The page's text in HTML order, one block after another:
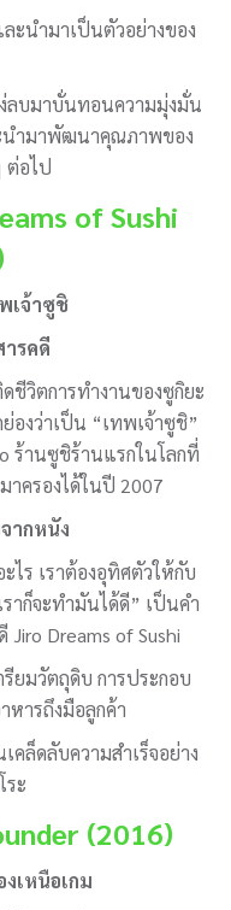
นำมาเป็นตัวอย่างของ
ลบมาบั่นทอนความมุ่งมั่น
นำมาพัฒนาคุณภาพของ
ต่อไป
of Sushi
เจ้าซูชิ
รคดี
ชีวิตการทำงานของซูกิยะ
องว่าเป็น “เทพเจ้าซูชิ”
ร้านซูชิร้านแรกในโลกที่
าครองได้ในปี 2007
ากหนัง
ไร เราต้องอุทิศตัวให้กับ
าก็จะทำมันได้ดี” เป็นคำ
Jiro Dreams of Sushi
ยมวัตถุดิบ การประกอบ
หารถึงมือลูกค้า
คล็ดลับความสำเร็จอย่าง
ะ
(2016)
เหนือเกม